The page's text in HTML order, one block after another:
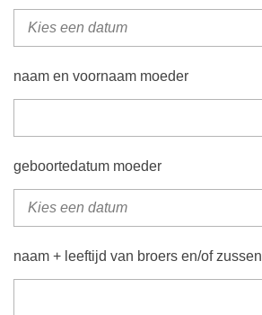
naam en voornaam moeder
geboortedatum moeder
naam + leeftijd van broers en/of zussen